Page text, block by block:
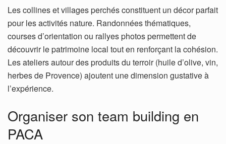
Les collines et villages perchés constituent un décor parfait
pour les activités nature. Randonnées thématiques,
courses d’orientation ou rallyes photos permettent de
découvrir le patrimoine local tout en renforçant la cohésion.
Les ateliers autour des produits du terroir (huile d’olive, vin,
herbes de Provence) ajoutent une dimension gustative à
l’expérience.
Organiser son team building en
PACA